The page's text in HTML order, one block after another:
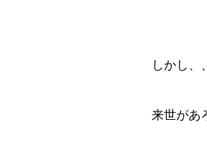
しかし、
来世があ